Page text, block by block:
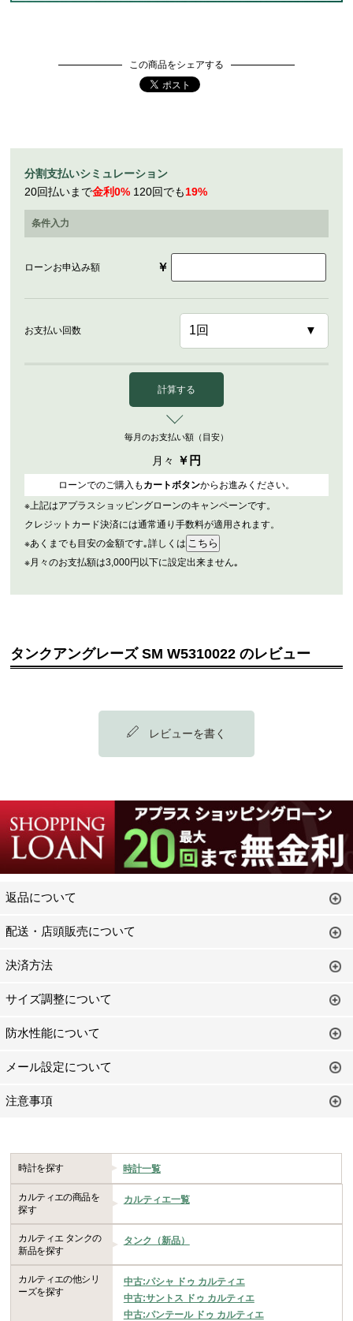
この商品をシェアする
分割支払いシミュレーション
20回払いまで金利0% 120回でも19%
条件入力
ローンお申込み額 ￥
お支払い回数
計算する
毎月のお支払い額（目安）
月々 ￥ 円
ローンでのご購入も カートボタンからお進みください。
※上記はアプラスショッピングローンのキャンペーンです。
クレジットカード決済には通常通り手数料が適用されます。
※あくまでも目安の金額です｡詳しくは
※月々のお支払額は3,000円以下に設定出来ません｡
タンクアングレーズ SM W5310022 のレビュー
レビューを書く
返品について
配送・店頭販売について
決済方法
サイズ調整について
防水性能について
メール設定について
注意事項
時計を探す 時計一覧
カルティエの商品を
探す
カルティエ一覧
カルティエ タンクの
新品を探す
タンク（新品）
カルティエの他シリ
ーズを探す
中古:パシャ ドゥ カルティエ
中古:サントス ドゥ カルティエ
中古:パンテール ドゥ カルティエ